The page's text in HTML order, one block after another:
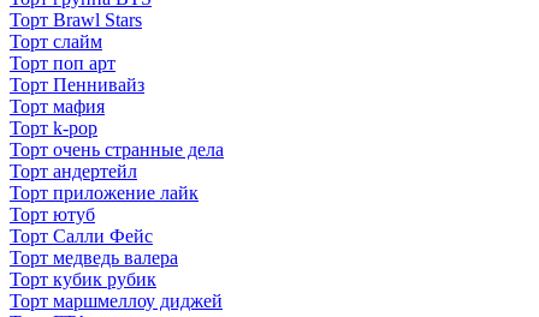
Торт Brawl Stars
Торт слайм
Торт поп арт
Торт Пеннивайз
Торт мафия
Торт k-pop
Торт очень странные дела
Торт андертейл
Торт приложение лайк
Торт ютуб
Торт Салли Фейс
Торт медведь валера
Торт кубик рубик
Торт маршмеллоу диджей